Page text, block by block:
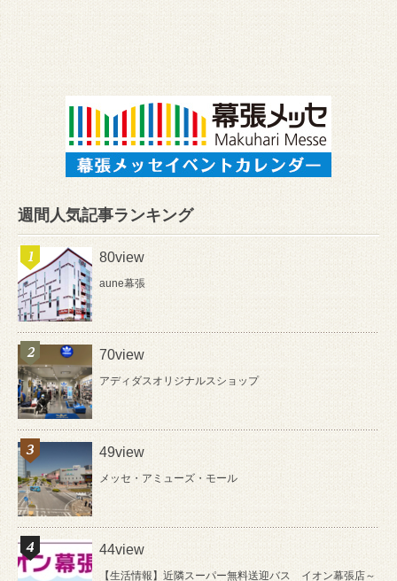
週間人気記事ランキング
80view
aune幕張
70view
アディダスオリジナルスショップ
49view
メッセ・アミューズ・モール
44view
【生活情報】近隣スーパー無料送迎バス イオン幕張店～